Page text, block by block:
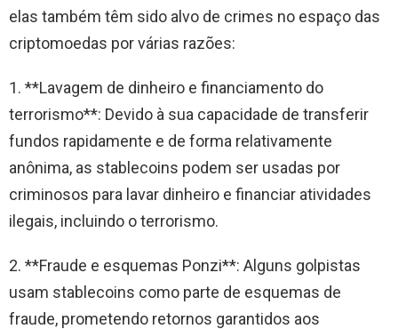
elas também têm sido alvo de crimes no espaço das
criptomoedas por várias razões:
1. **Lavagem de dinheiro e financiamento do
terrorismo**: Devido à sua capacidade de transferir
fundos rapidamente e de forma relativamente
anônima, as stablecoins podem ser usadas por
criminosos para lavar dinheiro e financiar atividades
ilegais, incluindo o terrorismo.
2. **Fraude e esquemas Ponzi**: Alguns golpistas
usam stablecoins como parte de esquemas de
fraude, prometendo retornos garantidos aos